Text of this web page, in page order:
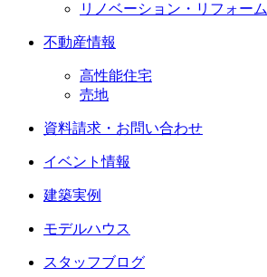
リノベーション・リフォーム
不動産情報
高性能住宅
売地
資料請求・お問い合わせ
イベント情報
建築実例
モデルハウス
スタッフブログ